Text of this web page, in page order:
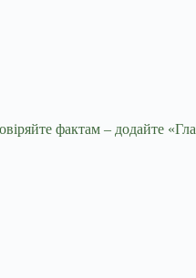
фактам – додайте